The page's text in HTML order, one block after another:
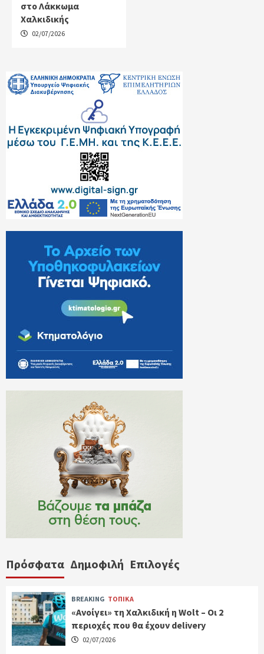
στο Λάκκωμα
Χαλκιδικής
02/07/2026
Πρόσφατα Δημοφιλή Επιλογές
BREAKING ΤΟΠΙΚΑ
«Ανοίγει» τη Χαλκιδική η Wolt – Οι 2
περιοχές που θα έχουν delivery
02/07/2026